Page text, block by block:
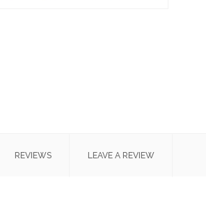
REVIEWS LEAVE A REVIEW